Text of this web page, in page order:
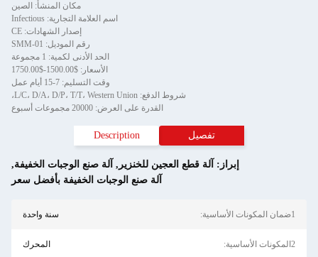
مكان المنشأ: الصين
اسم العلامة التجارية: Infectious
إصدار الشهادات: CE
رقم الموديل: SMM-01
الحد الأدنى لكمية: 1 مجموعة
الأسعار: $1500.00-$1750.00
وقت التسليم: 7-15 أيام عمل
شروط الدفع: L/C، D/A، D/P، T/T، Western Union،
القدرة على العرض: 20000 مجموعات أسبوع
تفصيل Description
إبراز: آلة قطع العجين للخنزير , آلة صنع الوجبات الخفيفة,
آلة صنع الوجبات الخفيفة بأفضل سعر
1ضمان المكونات الأساسية: سنة واحدة
2المكونات الأساسية: المحرك